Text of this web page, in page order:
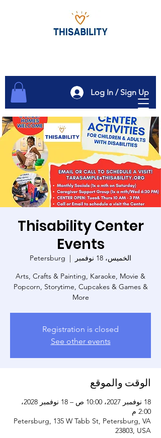
Log In / Sign Up
Thisability Center
Events
الخميس، 18 نوفمبر
  |
Petersburg
Arts, Crafts & Painting, Karaoke, Movie &
Popcorn, Storytime, Cupcakes & Games &
More
Registration is closed
See other events
الوقت والموقع
18 نوفمبر 2027، 10:00 ص – 18 نوفمبر 2028،
2:00 م
Petersburg, 135 W Tabb St, Petersburg, VA
23803, USA